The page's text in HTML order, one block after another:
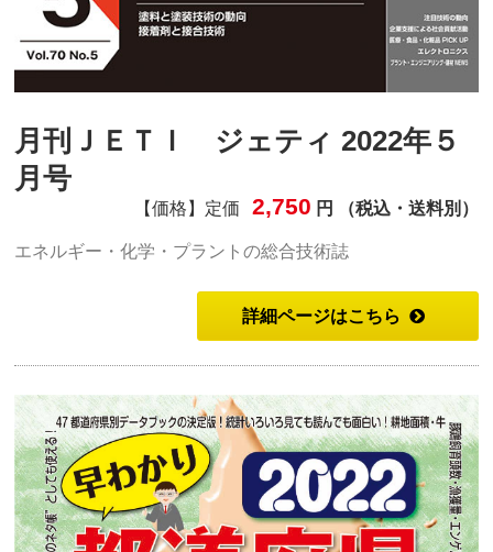
月刊ＪＥＴＩ ジェティ 2022年５
月号
【価格】定価 2,750 円 （税込・送料別）
エネルギー・化学・プラントの総合技術誌
詳細ページはこちら